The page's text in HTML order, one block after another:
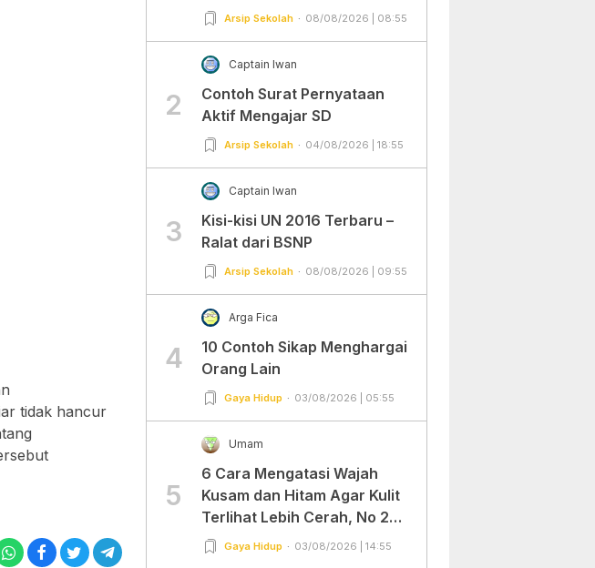
tidak hancur
Arsip Sekolah 08/08/2026 | 08:55
2
Captain Iwan
Contoh Surat Pernyataan
Aktif Mengajar SD
Arsip Sekolah 04/08/2026 | 18:55
3
Captain Iwan
Kisi-kisi UN 2016 Terbaru –
Ralat dari BSNP
Arsip Sekolah 08/08/2026 | 09:55
4
Arga Fica
10 Contoh Sikap Menghargai
Orang Lain
Gaya Hidup 03/08/2026 | 05:55
5
Umam
6 Cara Mengatasi Wajah
Kusam dan Hitam Agar Kulit
Terlihat Lebih Cerah, No 2
Gampang Banget dan Mudah
Gaya Hidup 03/08/2026 | 14:55